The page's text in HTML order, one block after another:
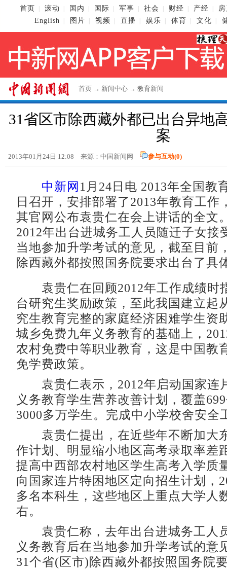
首页 滚动 国内 国际 军事 社会 财经 产经
English
图片 视频 直播 娱乐 体育 文化
首页 → 新闻中心 → 教育新闻
31省区市除西藏外都已出台异地
案
2013年01月24日 12:08 来源： 中国新闻网 参与互动(0)
中新网 1月24日电 2013年全国教
日召开，安排部署了2013年教育工作
其官网公布袁贵仁在会上讲话的全文
2012年出台进城务工人员随迁子女接
当地参加升学考试的意见，截至目前
除西藏外都按照国务院要求出台了具
袁贵仁在回顾2012年工作成绩时
台研究生奖励政策，至此我国建立起
究生教育完整的家庭经济困难学生资
城乡免费九年义务教育的基础上，
农村免费中等职业教育，这是中国教
免学费政策。
袁贵仁表示，2012年启动国家连
义务教育学生营养改善计划，覆盖
3000多万学生。完成中小学校舍安全
袁贵仁提出，在近些年不断加大
作计划、明显缩小地区高考录取率差
提高中西部农村地区学生高考入学质
向国家连片特困地区定向招生计划，
多名本科生，这些地区上重点大学人
右。
袁贵仁称，去年出台进城务工人
义务教育后在当地参加升学考试的意
31个省(区市)除西藏外都按照国务院